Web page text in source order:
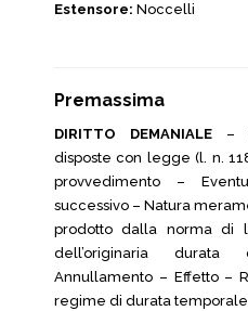
Estensore: Noccelli
Premassima
DIRITTO DEMANIALE–
disposte con legge (l. n.
provvedimento –
successivo – Natura
prodotto dalla norma di
dell’originaria
Annullamento – Effetto –
regime di durata